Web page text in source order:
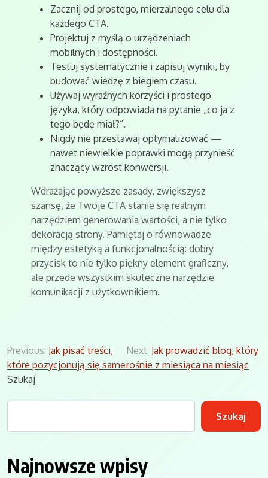
Zacznij od prostego, mierzalnego celu dla
każdego CTA.
Projektuj z myślą o urządzeniach
mobilnych i dostępności.
Testuj systematycznie i zapisuj wyniki, by
budować wiedzę z biegiem czasu.
Używaj wyraźnych korzyści i prostego
języka, który odpowiada na pytanie „co ja z
tego będę miał?”.
Nigdy nie przestawaj optymalizować —
nawet niewielkie poprawki mogą przynieść
znaczący wzrost konwersji.
Wdrażając powyższe zasady, zwiększysz
szansę, że Twoje CTA stanie się realnym
narzędziem generowania wartości, a nie tylko
dekoracją strony. Pamiętaj o równowadze
między estetyką a funkcjonalnością: dobry
przycisk to nie tylko piękny element graficzny,
ale przede wszystkim skuteczne narzędzie
komunikacji z użytkownikiem.
Nawigacja
wpisu
Previous: Jak pisać treści,
które pozycjonują się same
Next: Jak prowadzić blog, który
rośnie z miesiąca na miesiąc
Szukaj
Szukaj
Najnowsze wpisy